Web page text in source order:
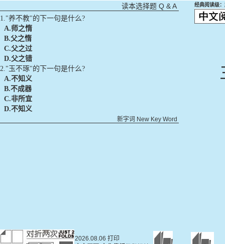
读本选择题 Q & A
1."养不教"的下一句是什么?
A.师之惰
B.父之惰
C.父之过
D.父之错
2."玉不琢"的下一句是什么?
A.不知义
B.不成器
C.非所宜
D.不知义
新字词 New Key Word
2026.08.06 打印
经典阅读级